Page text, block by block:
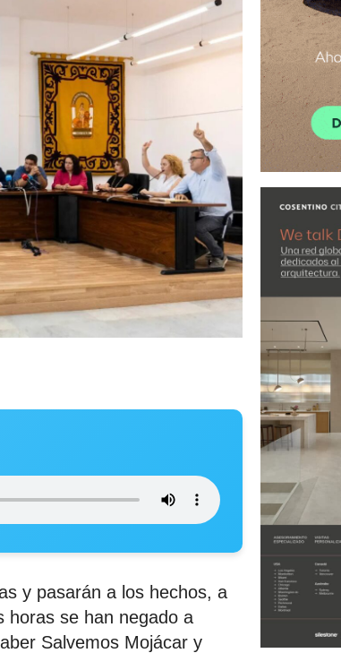
y pasarán a los hechos, a
horas se han negado a
Salvemos Mojácar y